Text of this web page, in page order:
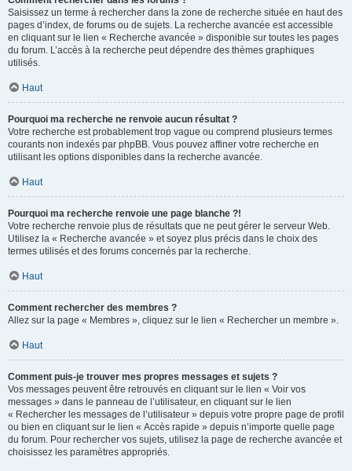
Saisissez un terme à rechercher dans la zone de recherche située en haut des
pages d’index, de forums ou de sujets. La recherche avancée est accessible
en cliquant sur le lien « Recherche avancée » disponible sur toutes les pages
du forum. L’accès à la recherche peut dépendre des thèmes graphiques
utilisés.
Haut
Pourquoi ma recherche ne renvoie aucun résultat ?
Votre recherche est probablement trop vague ou comprend plusieurs termes
courants non indexés par phpBB. Vous pouvez affiner votre recherche en
utilisant les options disponibles dans la recherche avancée.
Haut
Pourquoi ma recherche renvoie une page blanche ?!
Votre recherche renvoie plus de résultats que ne peut gérer le serveur Web.
Utilisez la « Recherche avancée » et soyez plus précis dans le choix des
termes utilisés et des forums concernés par la recherche.
Haut
Comment rechercher des membres ?
Allez sur la page « Membres », cliquez sur le lien « Rechercher un membre ».
Haut
Comment puis-je trouver mes propres messages et sujets ?
Vos messages peuvent être retrouvés en cliquant sur le lien « Voir vos
messages » dans le panneau de l’utilisateur, en cliquant sur le lien
« Rechercher les messages de l’utilisateur » depuis votre propre page de profil
ou bien en cliquant sur le lien « Accès rapide » depuis n’importe quelle page
du forum. Pour rechercher vos sujets, utilisez la page de recherche avancée et
choisissez les paramètres appropriés.